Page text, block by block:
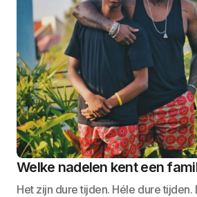
Welke nadelen kent een
Het zijn dure tijden. Héle dure tijden.